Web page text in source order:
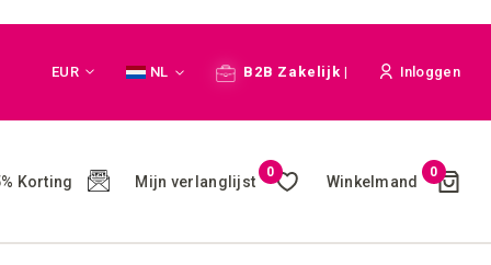
Valuta
EUR TaalNL B2B Zakelijk | Inloggen
Korting Mijn verlanglijst
0
Winkelmand
0Cart
()